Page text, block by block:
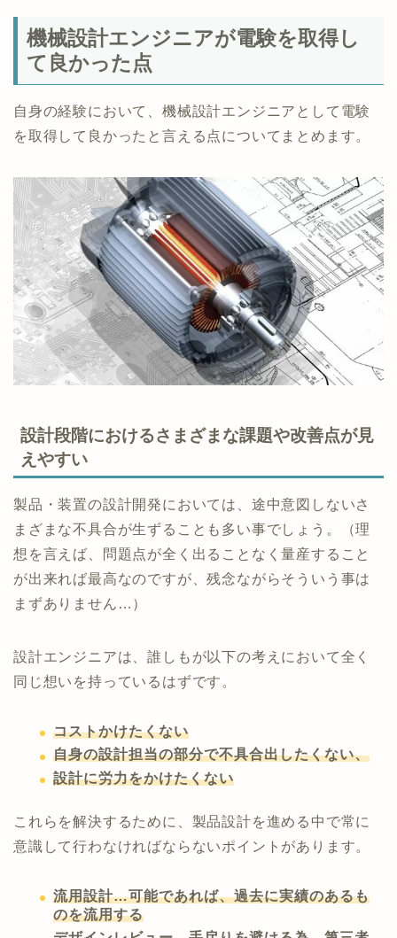
機械設計エンジニアが電験を取得し
て良かった点
自身の経験において、機械設計エンジニアとして電験
を取得して良かったと言える点についてまとめます。
設計段階におけるさまざまな課題や改善点が見
えやすい
製品・装置の設計開発においては、途中意図しないさ
まざまな不具合が生ずることも多い事でしょう。（理
想を言えば、問題点が全く出ることなく量産すること
が出来れば最高なのですが、残念ながらそういう事は
まずありません…）
設計エンジニアは、誰しもが以下の考えにおいて全く
同じ想いを持っているはずです。
コストかけたくない
自身の設計担当の部分で不具合出したくない、
設計に労力をかけたくない
これらを解決するために、製品設計を進める中で常に
意識して行わなければならないポイントがあります。
流用設計…可能であれば、過去に実績のあるも
のを流用する